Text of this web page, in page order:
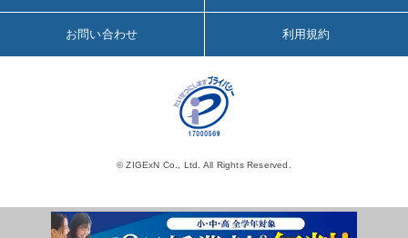
お問い合わせ 利用規約
© ZIGExN Co., Ltd. All Rights Reserved.